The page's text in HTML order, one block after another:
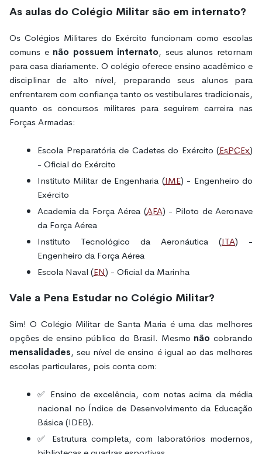
As aulas do Colégio Militar são em internato?
Os Colégios Militares do Exército funcionam como escolas
comuns e não possuem internato, seus alunos retornam
para casa diariamente. O colégio oferece ensino acadêmico e
disciplinar de alto nível, preparando seus alunos para
enfrentarem com confiança tanto os vestibulares tradicionais,
quanto os concursos militares para seguirem carreira nas
Forças Armadas:
Escola Preparatória de Cadetes do Exército (EsPCEx)
- Oficial do Exército
Instituto Militar de Engenharia (IME) - Engenheiro do
Exército
Academia da Força Aérea (AFA) - Piloto de Aeronave
da Força Aérea
Instituto Tecnológico da Aeronáutica (ITA) -
Engenheiro da Força Aérea
Escola Naval (EN) - Oficial da Marinha
Vale a Pena Estudar no Colégio Militar?
Sim! O Colégio Militar de Santa Maria é uma das melhores
opções de ensino público do Brasil. Mesmo não cobrando
mensalidades, seu nível de ensino é igual ao das melhores
escolas particulares, pois conta com:
✅ Ensino de excelência, com notas acima da média
nacional no Índice de Desenvolvimento da Educação
Básica (IDEB).
✅ Estrutura completa, com laboratórios modernos,